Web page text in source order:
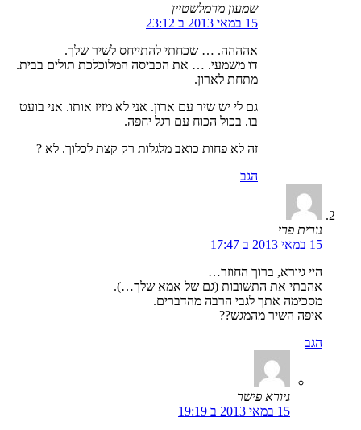
שמעון מרמלשטיין
15 במאי 2013 ב 23:12
אהההה. … שכחתי להתייחס לשיר שלך.
דו משמעי. … את הכביסה המלוכלכת תולים בבית.
מתחת לארון.
גם לי יש שיר עם ארון. אני לא מזיז אותו. אני בועט
בו. בכול הכוח עם רגל יחפה.
זה לא פחות כואב מלגלות רק קצת לכלוך. לא ?
הגב
נורית פרי
15 במאי 2013 ב 17:47
היי גיורא, ברוך החוזר…
אהבתי את התשובות (גם של אמא שלך…).
מסכימה אתך לגבי הרבה מהדברים.
איפה השיר מהמגש??
הגב
גיורא פישר
15 במאי 2013 ב 19:19